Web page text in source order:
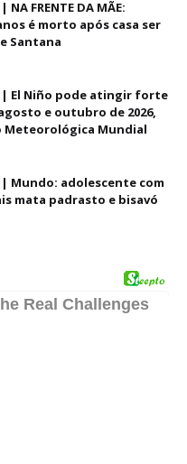
FRENTE DA MÃE:
é morto após casa ser
Santana
| El Niño pode atingir forte
e outubro de 2026,
Meteorológica Mundial
Mundo: adolescente com
mata padrasto e bisavó